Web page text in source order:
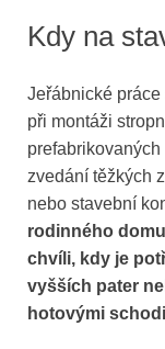
Kdy na
Jeřábnické
při montáži
zvedání těžkých
nebo stavební
rodinného
chvíli, kdy je
vyšších pater
hotovými